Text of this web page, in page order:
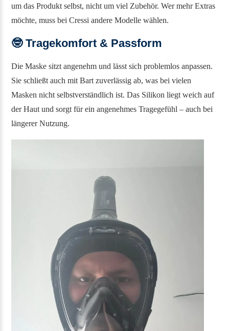
um das Produkt selbst, nicht um viel Zubehör. Wer mehr Extras
möchte, muss bei Cressi andere Modelle wählen.
🤓Tragekomfort & Passform
Die Maske sitzt angenehm und lässt sich problemlos anpassen.
Sie schließt auch mit Bart zuverlässig ab, was bei vielen
Masken nicht selbstverständlich ist. Das Silikon liegt weich auf
der Haut und sorgt für ein angenehmes Tragegefühl – auch bei
längerer Nutzung.